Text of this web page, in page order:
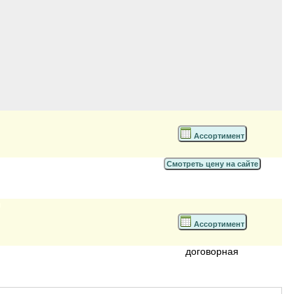
Ассортимент
Смотреть цену на сайте
Ассортимент
договорная